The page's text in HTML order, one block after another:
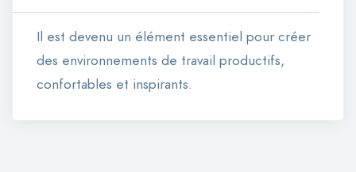
Il est devenu un élément essentiel pour créer
des environnements de travail productifs,
confortables et inspirants.